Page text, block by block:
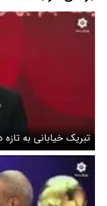
تبریک خیابانی به تازه